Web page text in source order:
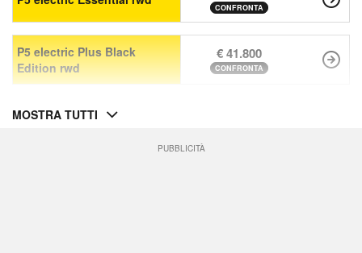
CONFRONTA
P5 electric Plus Black
Edition rwd
€ 41.800
CONFRONTA
MOSTRA TUTTI
PUBBLICITÀ